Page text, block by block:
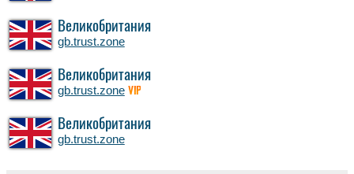
Великобритания
gb.trust.zone
Великобритания
gb.trust.zone VIP
Великобритания
gb.trust.zone